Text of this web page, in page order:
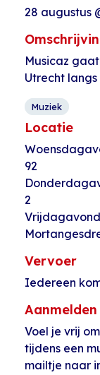
28 augustus
Musicaz
Utrecht
Muziek
Locatie
92
2
Vervoer
Iedereen
Aanmelden
Voel je vrij
tijdens een
mailtje naar